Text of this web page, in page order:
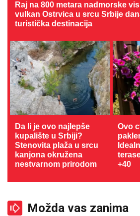
Raj na 800 metara nadmorske
vulkan Ostrvica u srcu Srbije
turistička destinacija
Da li je ovo najlepše
kupalište u Srbiji?
Stenovita plaža u srcu
kanjona okružena
nestvarnom prirodom
Ovo
+40
Možda vas zanima